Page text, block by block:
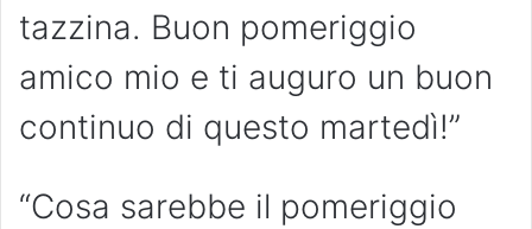
tazzina. Buon pomeriggio
amico mio e ti auguro un buon
continuo di questo martedì!”
“Cosa sarebbe il pomeriggio